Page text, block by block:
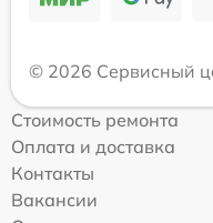
© 2026 Сервисный
Стоимость ремонта
Оплата и доставка
Контакты
Вакансии